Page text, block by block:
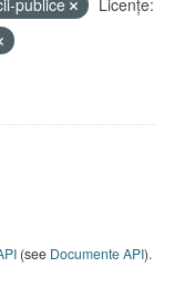
publice
Licenţe:
(see Documente API).